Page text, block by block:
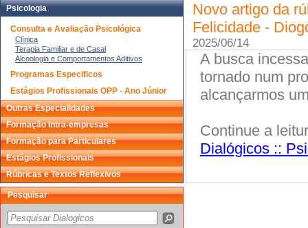
Psicologia
Consulta e Avaliação Psicológica
Clínica
Terapia Familiar e de Casal
Alcoologia e Comportamentos Aditivos
Programas Especificos
Estágios Profissionais OPP - Ano Júnior
Outras Especialidades
Formação Intra-empresas
Formação para Particulares
Estágios Profissionais
Rúbricas e Textos Reflexivos
Pesquisar
Novo artigo da
Felicidade -
2025/06/14
A busca
tornado num
alcançarmos
Continue a
Dialógicos ::